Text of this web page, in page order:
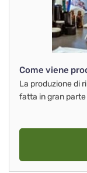
Come viene
La produzione di
fatta in gran parte